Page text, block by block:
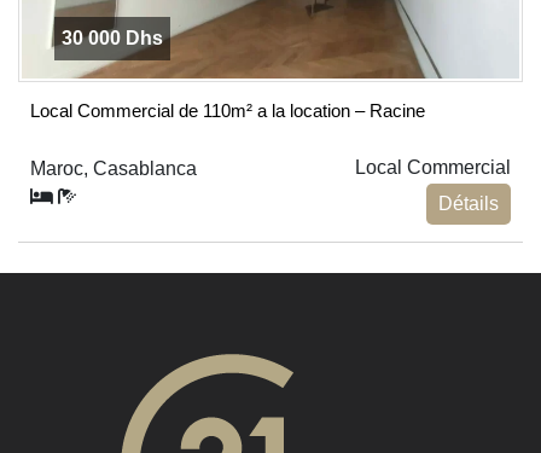
30 000 Dhs
Local Commercial de 110m² a la location – Racine
Maroc, Casablanca
Local Commercial
Détails